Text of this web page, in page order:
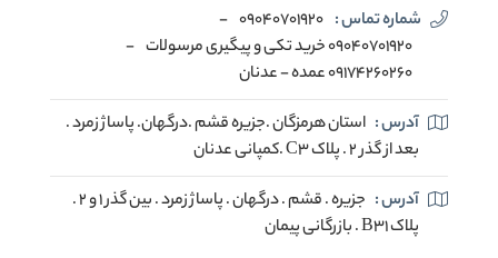
شماره تماس : 09040701920
-
09040701920 خرید تکی و پیگیری مرسولات
-
09174260260 عمده - عدنان
آدرس : استان هرمزگان .جزیره قشم .درگهان. پاساژ زمرد .
بعد از گذر 2 . پلاک C3 .کمپانی عدنان
آدرس :
جزیره . قشم . درگهان . پاساژ زمرد . بین گذر 1 و 2 .
پلاک B31 . بازرگانی پیمان